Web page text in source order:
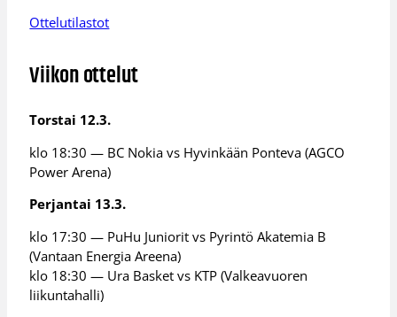
Ottelutilastot
Viikon ottelut
Torstai 12.3.
klo 18:30 — BC Nokia vs Hyvinkään Ponteva (AGCO
Power Arena)
Perjantai 13.3.
klo 17:30 — PuHu Juniorit vs Pyrintö Akatemia B
(Vantaan Energia Areena)
klo 18:30 — Ura Basket vs KTP (Valkeavuoren
liikuntahalli)